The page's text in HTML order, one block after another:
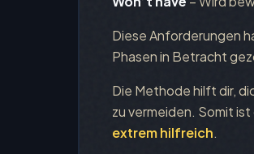
Diese Anforderungen
Phasen in Betracht
Die Methode hilft dir,
zu vermeiden. Somit
extrem hilfreich.